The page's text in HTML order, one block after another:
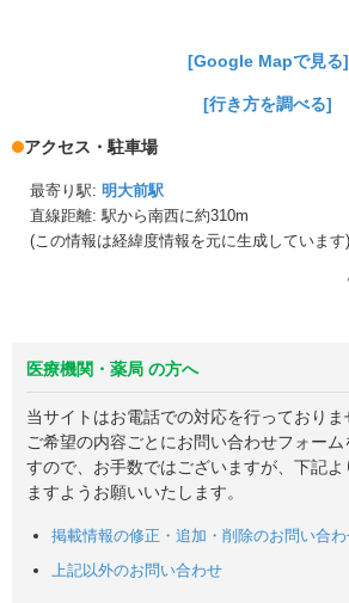
[Google Mapで見る]
[行き方を調べる]
アクセス・駐車場
最寄り駅: 明大前駅
直線距離: 駅から南西に約310m
(この情報は経緯度情報を元に生成しています)
医療機関・薬局 の方へ
当サイトはお電話での対応を行っておりま
ご希望の内容ごとにお問い合わせフォーム
すので、お手数ではございますが、下記
ますようお願いいたします。
掲載情報の修正・追加・削除のお問い合
上記以外のお問い合わせ